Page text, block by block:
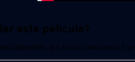
esta película?
disponible, por favor, contáctanos.